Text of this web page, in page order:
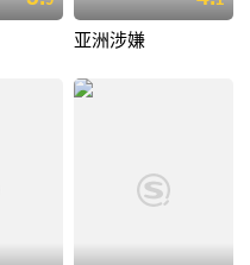
亚洲涉嫌